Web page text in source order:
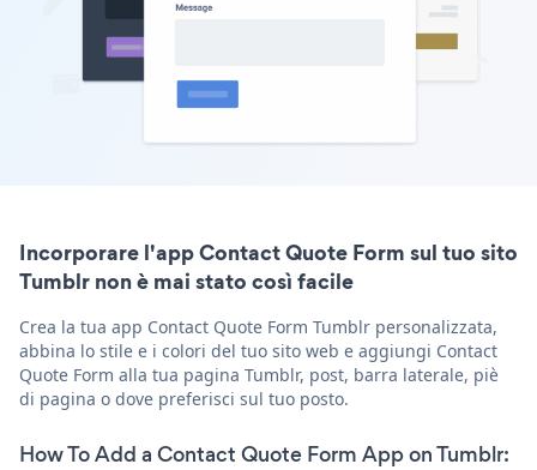
Incorporare l'app Contact Quote Form sul tuo sito
Tumblr non è mai stato così facile
Crea la tua app Contact Quote Form Tumblr personalizzata,
abbina lo stile e i colori del tuo sito web e aggiungi Contact
Quote Form alla tua pagina Tumblr, post, barra laterale, piè
di pagina o dove preferisci sul tuo posto.
How To Add a Contact Quote Form App on Tumblr: